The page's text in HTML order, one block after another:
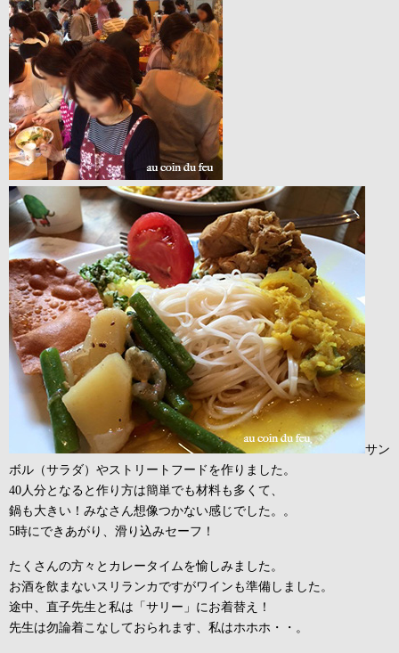
サン
ボル（サラダ）やストリートフードを作りました。
40人分となると作り方は簡単でも材料も多くて、
鍋も大きい！みなさん想像つかない感じでした。。
5時にできあがり、滑り込みセーフ！
たくさんの方々とカレータイムを愉しみました。
お酒を飲まないスリランカですがワインも準備しました。
途中、直子先生と私は「サリー」にお着替え！
先生は勿論着こなしておられます、私はホホホ・・。